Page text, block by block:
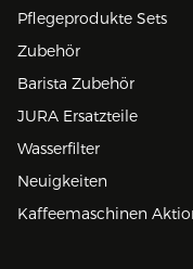
Pflegeprodukte Sets
Zubehör
Barista Zubehör
JURA Ersatzteile
Wasserfilter
Neuigkeiten
Kaffeemaschinen